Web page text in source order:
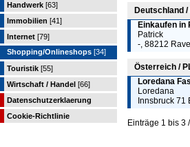
Handwerk [63]
Immobilien [41]
Internet [79]
Shopping/Onlineshops [34]
Touristik [55]
Wirtschaft / Handel [66]
Datenschutzerklaerung
Cookie-Richtlinie
Deutschland
Einkaufen in
Patrick
-, 88212
Österreich /
Loredana
Loredana
Innsbruck 71
Einträge 1 bis 3